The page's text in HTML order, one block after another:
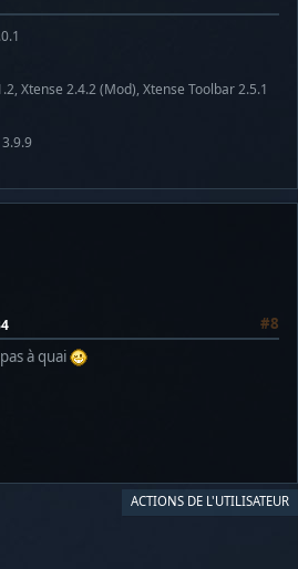
Xtense 2.4.2 (Mod), Xtense Toolbar 2.5.1
#8
à quai
ACTIONS DE L'UTILISATEUR